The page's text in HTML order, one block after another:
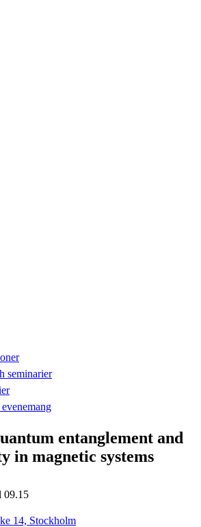
seminarier
entanglement and
in magnetic systems
09.15
14, Stockholm